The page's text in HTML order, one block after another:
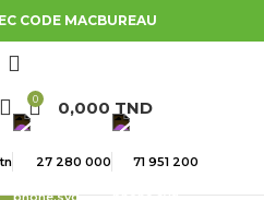
CODE MACBUREAU
0 0,000 TND
27 280 000 71 951 200